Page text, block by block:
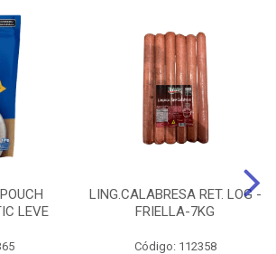
LEVE
LING.CALABRESA RET. LOG -
FRIELLA-7KG
Código: 112358